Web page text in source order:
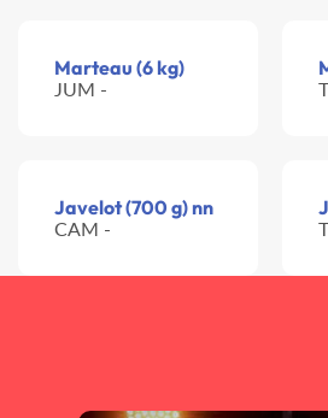
Marteau (6 kg)
JUM -
Javelot (700 g) nn
CAM -